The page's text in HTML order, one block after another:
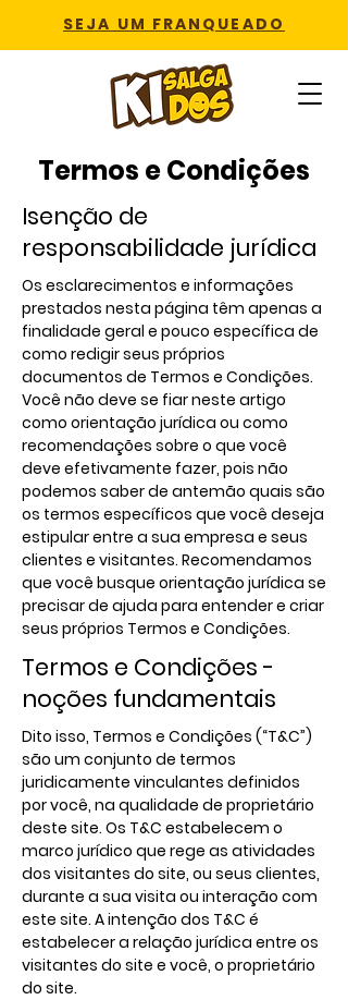
SEJA UM FRANQUEADO
Termos e Condições
Isenção de
responsabilidade jurídica
Os esclarecimentos e informações
prestados nesta página têm apenas a
finalidade geral e pouco específica de
como redigir seus próprios
documentos de Termos e Condições.
Você não deve se fiar neste artigo
como orientação jurídica ou como
recomendações sobre o que você
deve efetivamente fazer, pois não
podemos saber de antemão quais são
os termos específicos que você deseja
estipular entre a sua empresa e seus
clientes e visitantes. Recomendamos
que você busque orientação jurídica se
precisar de ajuda para entender e criar
seus próprios Termos e Condições.
Termos e Condições -
noções fundamentais
Dito isso, Termos e Condições (“T&C”)
são um conjunto de termos
juridicamente vinculantes definidos
por você, na qualidade de proprietário
deste site. Os T&C estabelecem o
marco jurídico que rege as atividades
dos visitantes do site, ou seus clientes,
durante a sua visita ou interação com
este site. A intenção dos T&C é
estabelecer a relação jurídica entre os
visitantes do site e você, o proprietário
do site.